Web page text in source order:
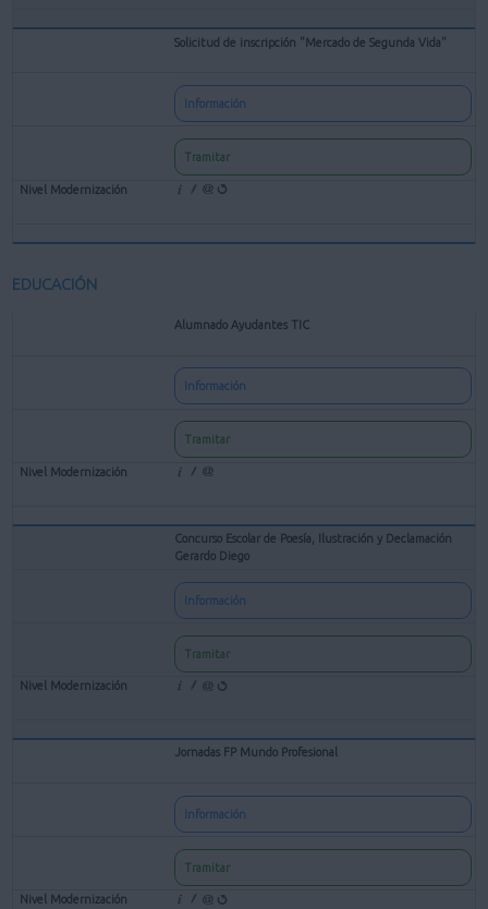
Solicitud de inscripción "Mercado de Segunda Vida"
Información
Tramitar
EDUCACIÓN
Alumnado Ayudantes TIC
Información
Tramitar
Concurso Escolar de Poesía, Ilustración y Declamación
Gerardo Diego
Información
Tramitar
Jornadas FP Mundo Profesional
Información
Tramitar